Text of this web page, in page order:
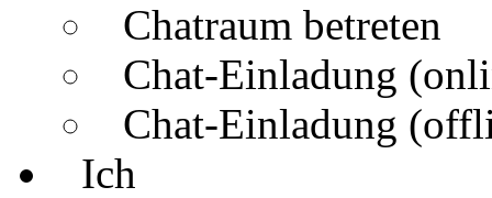
Chatraum betreten
Chat-Einladung
Chat-Einladung
Ich